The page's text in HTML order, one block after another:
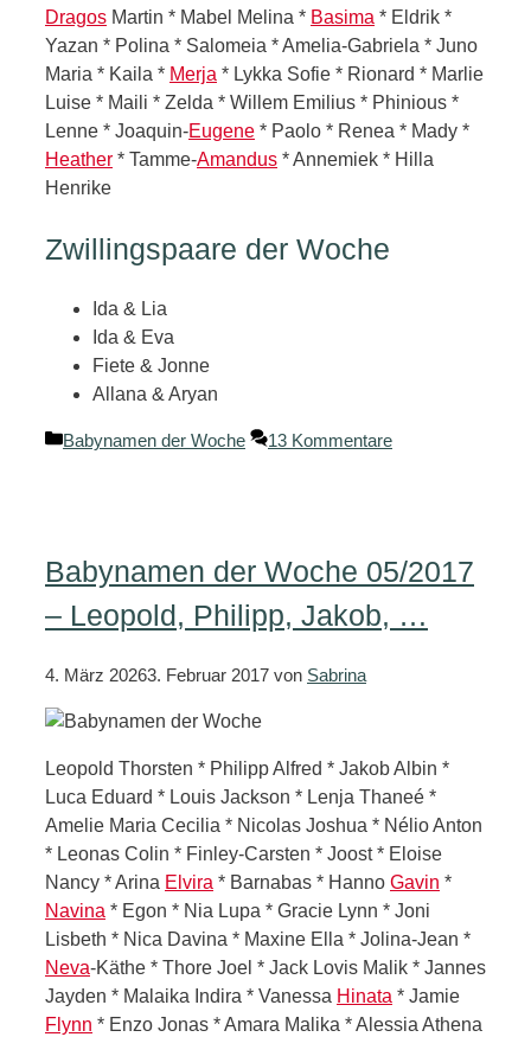
Dragos Martin * Mabel Melina * Basima * Eldrik *
Yazan * Polina * Salomeia * Amelia-Gabriela * Juno
Maria * Kaila * Merja * Lykka Sofie * Rionard * Marlie
Luise * Maili * Zelda * Willem Emilius * Phinious *
Lenne * Joaquin-Eugene * Paolo * Renea * Mady *
Heather * Tamme-Amandus * Annemiek * Hilla
Henrike
Zwillingspaare der Woche
Ida & Lia
Ida & Eva
Fiete & Jonne
Allana & Aryan
Kategorien
Babynamen der Woche 13 Kommentare
Babynamen der Woche 05/2017
– Leopold, Philipp, Jakob, …
4. März 20263. Februar 2017 von Sabrina
Leopold Thorsten * Philipp Alfred * Jakob Albin *
Luca Eduard * Louis Jackson * Lenja Thaneé *
Amelie Maria Cecilia * Nicolas Joshua * Nélio Anton
* Leonas Colin * Finley-Carsten * Joost * Eloise
Nancy * Arina Elvira * Barnabas * Hanno Gavin *
Navina * Egon * Nia Lupa * Gracie Lynn * Joni
Lisbeth * Nica Davina * Maxine Ella * Jolina-Jean *
Neva-Käthe * Thore Joel * Jack Lovis Malik * Jannes
Jayden * Malaika Indira * Vanessa Hinata * Jamie
Flynn * Enzo Jonas * Amara Malika * Alessia Athena